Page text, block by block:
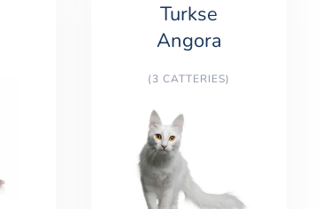
Turkse
Angora
(3 CATTERIES)